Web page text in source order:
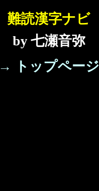
難読漢字ナビ
by 七瀬音弥
→ トップページ